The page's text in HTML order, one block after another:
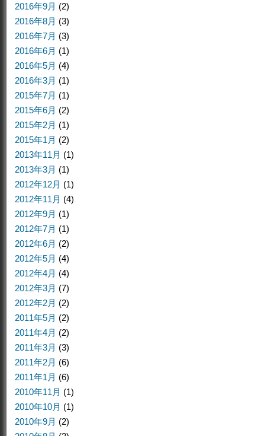
2016年9月 (2)
2016年8月 (3)
2016年7月 (3)
2016年6月 (1)
2016年5月 (4)
2016年3月 (1)
2015年7月 (1)
2015年6月 (2)
2015年2月 (1)
2015年1月 (2)
2013年11月 (1)
2013年3月 (1)
2012年12月 (1)
2012年11月 (4)
2012年9月 (1)
2012年7月 (1)
2012年6月 (2)
2012年5月 (4)
2012年4月 (4)
2012年3月 (7)
2012年2月 (2)
2011年5月 (2)
2011年4月 (2)
2011年3月 (3)
2011年2月 (6)
2011年1月 (6)
2010年11月 (1)
2010年10月 (1)
2010年9月 (2)